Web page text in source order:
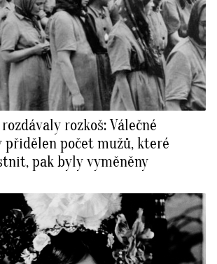
rozkoš: Válečné
přidělen počet mužů, které
pak byly vyměněny